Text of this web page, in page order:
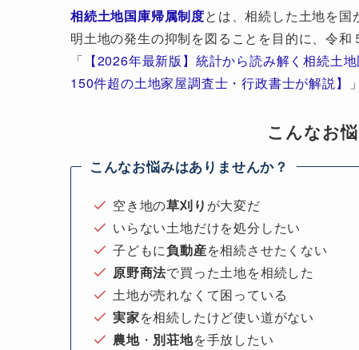
相続土地国庫帰属制度とは、相続した土地を
明土地の発生の抑制を図ることを目的に、令和
「 【2026年最新版】統計から読み解く相続土
150件超の土地家屋調査士・行政書士が解説】
こんなお
こんなお悩みはありませんか？
空き地の草刈り が大変だ
いらない土地だけを処分したい
子どもに負動産を相続させたくない
原野商法で買った土地を相続した
土地が売れなくて困っている
実家を相続したけど使い道がない
農地・ 別荘地を手放したい